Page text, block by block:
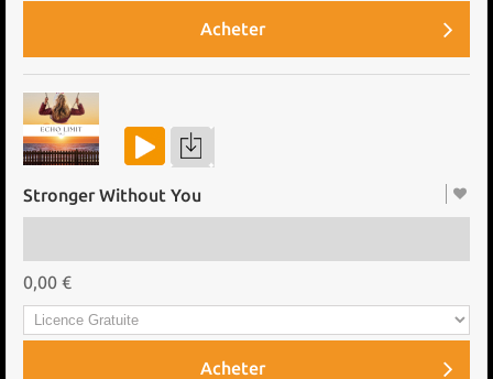
Acheter
Stronger Without You
0,00 €
Acheter